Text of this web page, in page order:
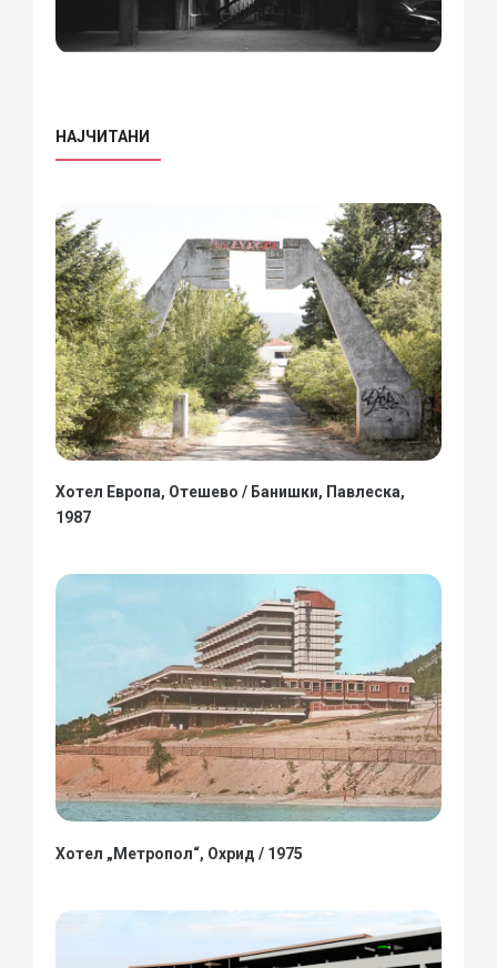
НАЈЧИТАНИ
Хотел Европа, Отешево / Банишки, Павлеска,
1987
Хотел „Метропол“, Охрид / 1975